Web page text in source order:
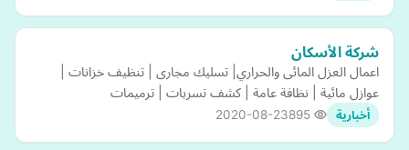
شركة الأسكان
اعمال العزل المائى والحراري| تسليك مجارى | تنظيف خزانات |
عوازل مائية | نظافة عامة | كشف تسربات | ترميمات
أخبارية 2020-08-23